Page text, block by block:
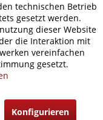
technischen Betrieb
gesetzt werden.
dieser Website
die Interaktion mit
vereinfachen
gesetzt.
Konfigurieren